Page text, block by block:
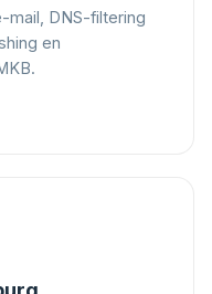
mail, DNS-filtering
en